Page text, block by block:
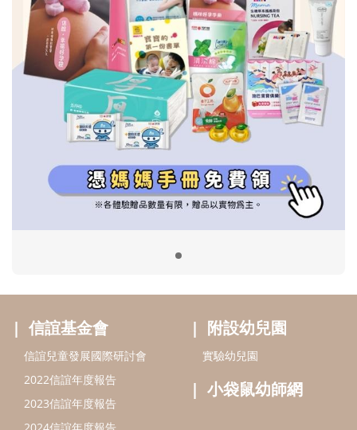
信誼基金會
2022信誼年度報告
2023信誼年度報告
2024信誼年度報告
好孕袋
分齡育兒電子報
線上教養諮詢
附設幼兒園
小袋鼠幼師網
出版服務